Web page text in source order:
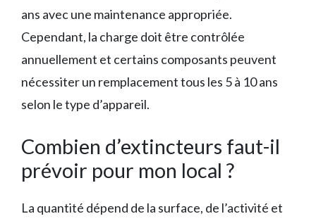
ans avec une maintenance appropriée.
Cependant, la charge doit être contrôlée
annuellement et certains composants peuvent
nécessiter un remplacement tous les 5 à 10 ans
selon le type d’appareil.
Combien d’extincteurs faut-il
prévoir pour mon local ?
La quantité dépend de la surface, de l’activité et